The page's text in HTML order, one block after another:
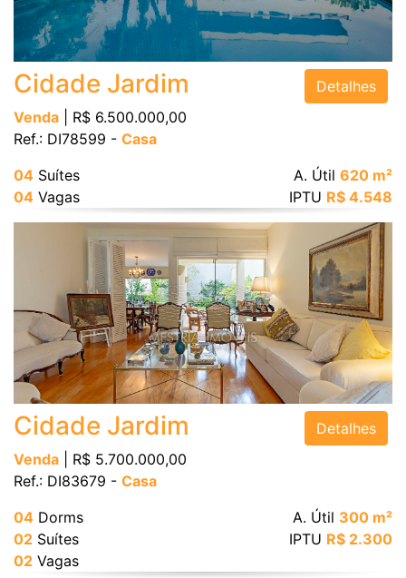
Cidade Jardim
Venda | R$ 6.500.000,00
Ref.: DI78599 - Casa
Detalhes
04 Suítes
04 Vagas
A. Útil 620 m²
IPTU R$ 4.548
Cidade Jardim
Venda | R$ 5.700.000,00
Ref.: DI83679 - Casa
Detalhes
04 Dorms
02 Suítes
02 Vagas
A. Útil 300 m²
IPTU R$ 2.300
Bairro
Valor
Dormitórios
Suítes
Vagas
Área Útil (m²)
Área Total (m²)